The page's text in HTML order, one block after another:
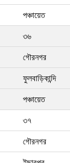
পঞ্চায়েত
৩৬
গৌরনগর
ফুলবাড়িকান্দি
পঞ্চায়েত
৩৭
গৌরনগর